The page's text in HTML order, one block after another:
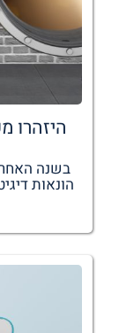
היזהרו
בשנה
הונאות